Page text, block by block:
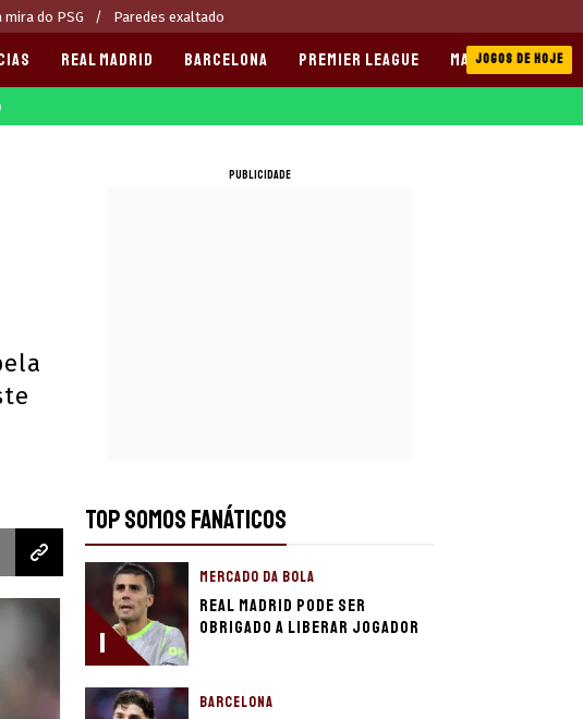
mira do PSG Paredes exaltado
REAL MADRID BARCELONA PREMIER LEAGUE MANCHESTER CITY
JOGOS DE HOJE
PUBLICIDADE
TOP SOMOS FANÁTICOS
1
MERCADO DA BOLA
Real Madrid pode ser
obrigado a liberar jogador
BARCELONA